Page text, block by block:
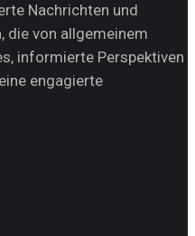
Nachrichten und
die von allgemeinem
informierte Perspektiven
engagierte